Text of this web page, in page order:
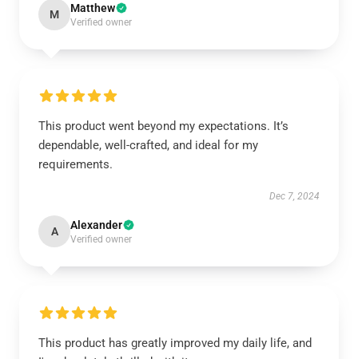
M Matthew
Verified owner
This product went beyond my expectations. It’s
dependable, well-crafted, and ideal for my
requirements.
Dec 7, 2024
A Alexander
Verified owner
This product has greatly improved my daily life, and